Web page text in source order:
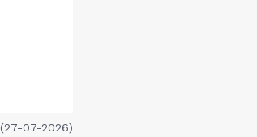
(27-07-2026)